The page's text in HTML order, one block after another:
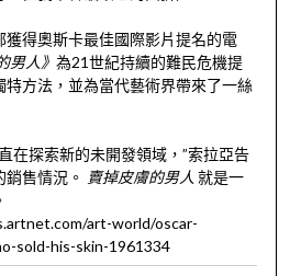
得奧斯卡最佳國際影片提名的電
男人》 為21世紀持續的難民危機提
方法，並為當代藝術界帶來了一絲
在探索新的未開發領域，”索拉亞告
售情況。
賣掉皮膚的男人 就是一
art-world/oscar-
sold-his-skin-1961334